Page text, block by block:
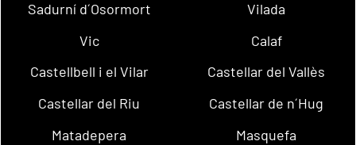
Sadurní d´Osormort
Vilada
Vic
Calaf
Castellbell i el Vilar
Castellar del Vallès
Castellar del Riu
Castellar de n´Hug
Matadepera
Masquefa